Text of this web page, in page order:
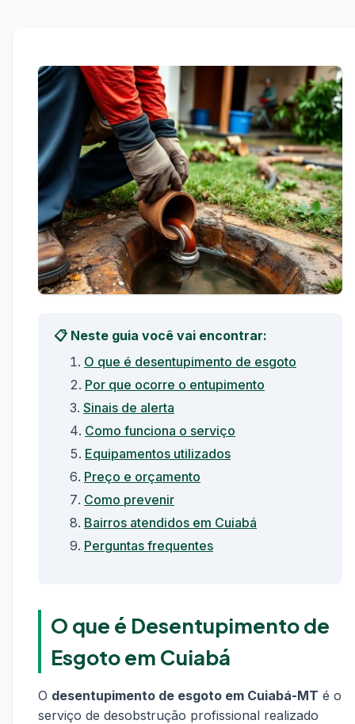
📋 Neste guia você vai encontrar:
O que é desentupimento de esgoto
Por que ocorre o entupimento
Sinais de alerta
Como funciona o serviço
Equipamentos utilizados
Preço e orçamento
Como prevenir
Bairros atendidos em Cuiabá
Perguntas frequentes
O que é Desentupimento de
Esgoto em Cuiabá
O desentupimento de esgoto em Cuiabá-MT é o
serviço de desobstrução profissional realizado